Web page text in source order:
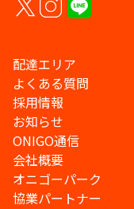
配達エリア
よくある質問
採用情報
お知らせ
ONIGO通信
会社概要
オニゴーパーク
協業パートナー